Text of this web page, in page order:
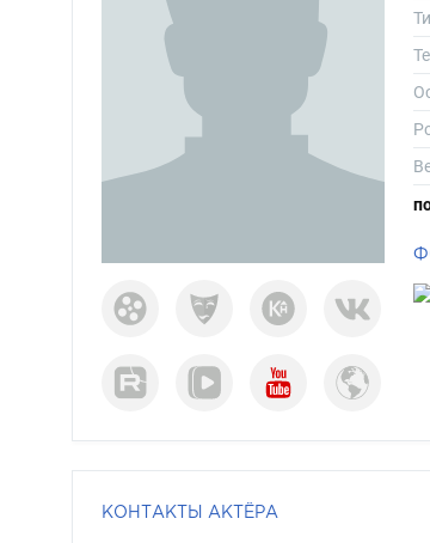
КОНТАКТЫ АКТЁРА